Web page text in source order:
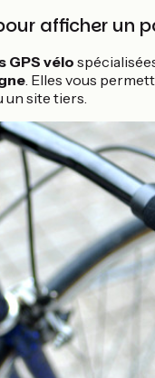
afficher un
GPS vélo
. Elles vous
site tiers.